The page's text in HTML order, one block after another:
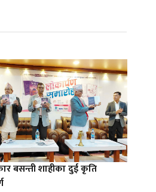
बसन्ती शाहीका दुई कृति